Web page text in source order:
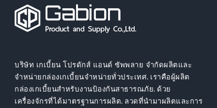
บริษัท เกเบี้ยน โปรดักส์ แอนด์ ซัพพลาย จำกัดผลิตและ
จำหน่ายกล่องเกเบี้ยนจำหน่ายทั่วประเทศ. เราคือผู้ผลิต
กล่องเกเบี้ยนสำหรับงานป้องกันสาธารณภัย. ด้วย
เครื่องจักรที่ได้มาตรฐานการผลิต. ลวดที่นำมาผลิตและการ